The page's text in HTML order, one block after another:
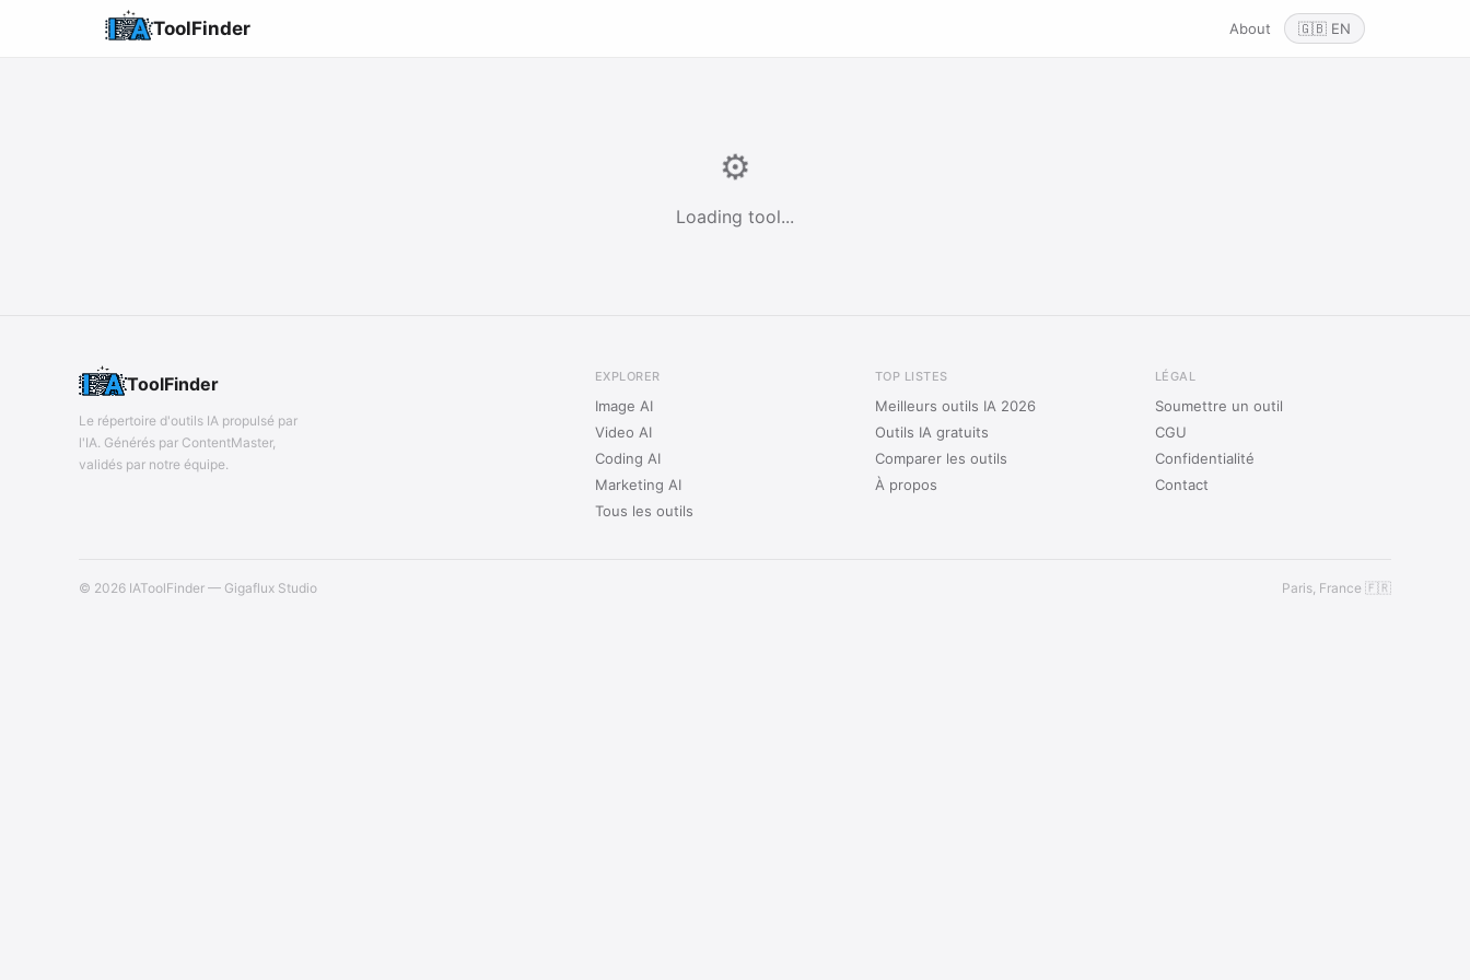
ToolFinder About 🇬🇧 EN
⚙️
Loading tool...
ToolFinder
Le répertoire d'outils IA propulsé par
l'IA. Générés par ContentMaster,
validés par notre équipe.
EXPLORER
Image AI
Video AI
Coding AI
Marketing AI
Tous les outils
TOP LISTES
Meilleurs outils IA 2026
Outils IA gratuits
Comparer les outils
À propos
LÉGAL
Soumettre un outil
CGU
Confidentialité
Contact
© 2026 IAToolFinder — Gigaflux Studio Paris, France 🇫🇷